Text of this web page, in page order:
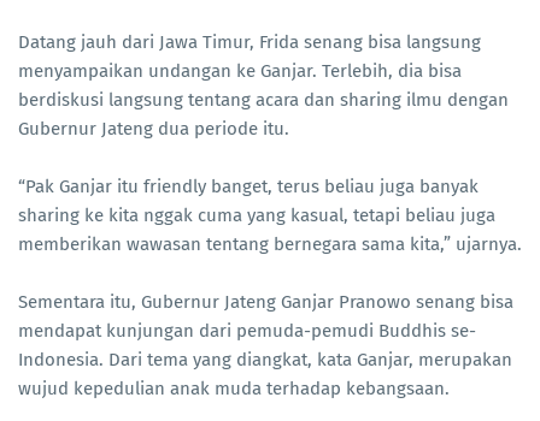
Datang jauh dari Jawa Timur, Frida senang bisa langsung
menyampaikan undangan ke Ganjar. Terlebih, dia bisa
berdiskusi langsung tentang acara dan sharing ilmu dengan
Gubernur Jateng dua periode itu.
“Pak Ganjar itu friendly banget, terus beliau juga banyak
sharing ke kita nggak cuma yang kasual, tetapi beliau juga
memberikan wawasan tentang bernegara sama kita,” ujarnya.
Sementara itu, Gubernur Jateng Ganjar Pranowo senang bisa
mendapat kunjungan dari pemuda-pemudi Buddhis se-
Indonesia. Dari tema yang diangkat, kata Ganjar, merupakan
wujud kepedulian anak muda terhadap kebangsaan.